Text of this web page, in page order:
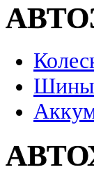
Шины